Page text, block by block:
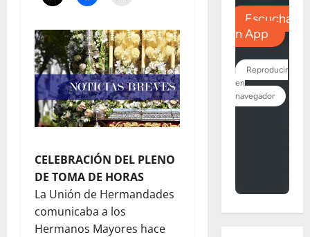
CELEBRACIÓN DEL PLENO
DE TOMA DE HORAS
La Unión de Hermandades
comunicaba a los
Hermanos Mayores hace